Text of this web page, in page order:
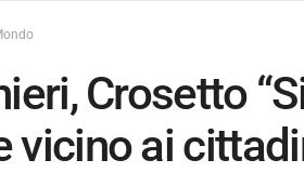
Crosetto
vicino ai